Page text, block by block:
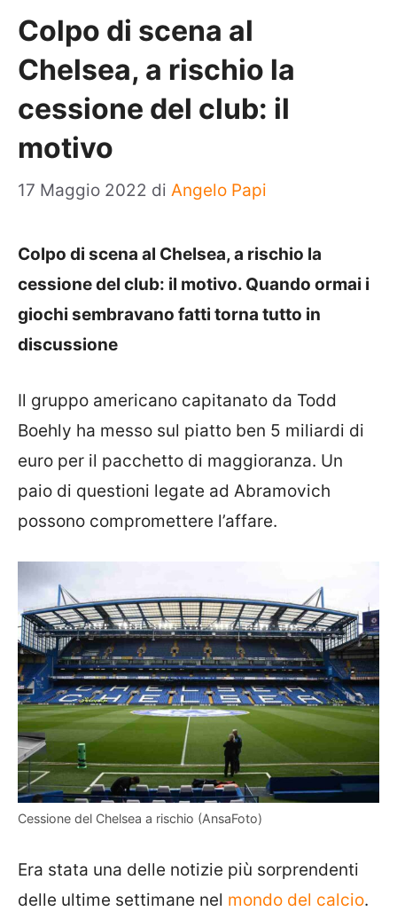
Colpo di scena al
Chelsea, a rischio la
cessione del club: il
motivo
17 Maggio 2022 di Angelo Papi
Colpo di scena al Chelsea, a rischio la
cessione del club: il motivo. Quando ormai i
giochi sembravano fatti torna tutto in
discussione
Il gruppo americano capitanato da Todd
Boehly ha messo sul piatto ben 5 miliardi di
euro per il pacchetto di maggioranza. Un
paio di questioni legate ad Abramovich
possono compromettere l’affare.
Cessione del Chelsea a rischio (AnsaFoto)
Era stata una delle notizie più sorprendenti
delle ultime settimane nel mondo del calcio.